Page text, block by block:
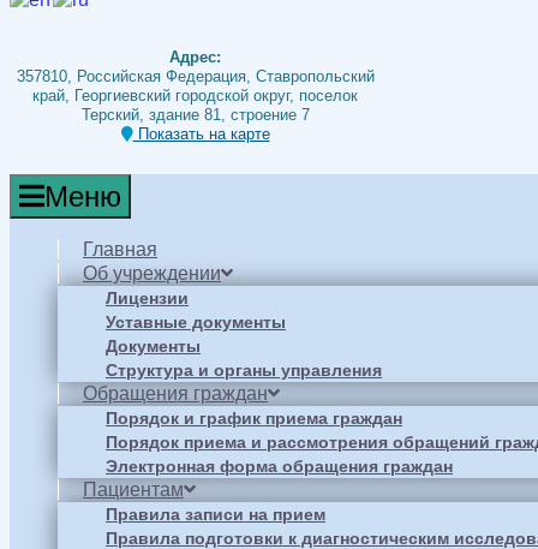
Адрес:
357810, Российская Федерация, Ставропольский
край, Георгиевский городской округ, поселок
Терский, здание 81, строение 7
Показать на карте
Меню
Главная
Об учреждении
Лицензии
Уставные документы
Документы
Структура и органы управления
Обращения граждан
Порядок и график приема граждан
Порядок приема и рассмотрения обращений
Электронная форма обращения граждан
Пациентам
Правила записи на прием
Правила подготовки к диагностическим